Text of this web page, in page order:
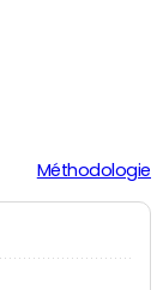
Méthodologie